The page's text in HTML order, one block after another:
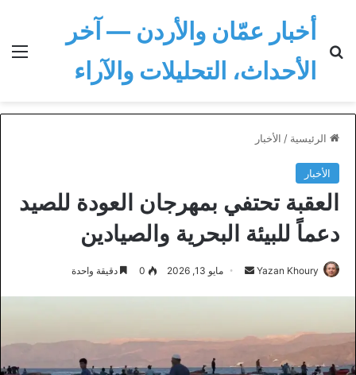
أخبار عمّان والأردن — آخر
الأحداث، التحليلات والآراء
الرئيسية / الأخبار
الأخبار
العقبة تحتفي بمهرجان العودة للصيد
دعماً للبيئة البحرية والصيادين
Yazan Khoury
أرسل مايو 13, 2026 0 دقيقة واحدة